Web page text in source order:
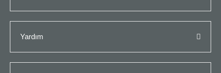
Yardım